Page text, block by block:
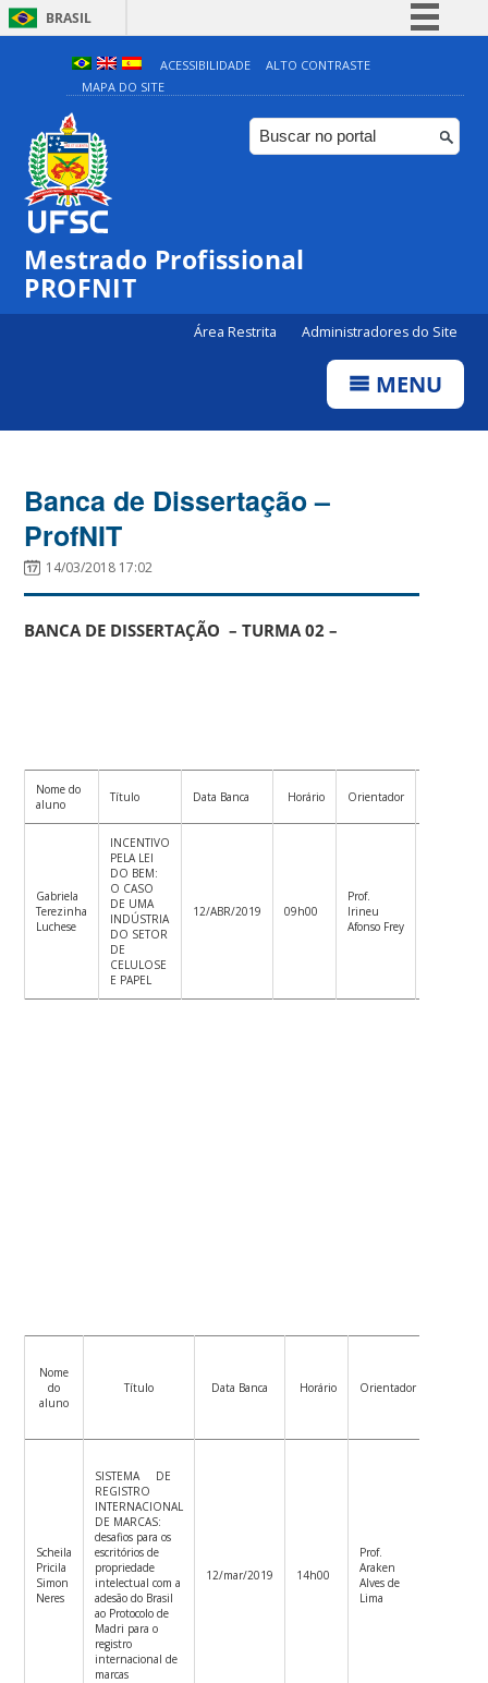
BRASIL
Simplifique!
Comunica BR
Participe
ACESSIBILIDADE
ALTO CONTRASTE
MAPA DO SITE
Mestrado Profissional
PROFNIT
Área Restrita Administradores do Site
MENU
Banca de Dissertação –
ProfNIT
14/03/2018 17:02
BANCA DE DISSERTAÇÃO – TURMA 02 –
Nome do
aluno
Título Data Banca Horário Orientador
Gabriela
Terezinha
Luchese
INCENTIVO
PELA LEI
DO BEM:
O CASO
DE UMA
INDÚSTRIA
DO SETOR
DE
CELULOSE
E PAPEL
12/ABR/2019 09h00
Prof.
Irineu
Afonso Frey
Nome
do
aluno
Título Data Banca Horário Orientador
Scheila
Pricila
Simon
Neres
SISTEMA DE
REGISTRO
INTERNACIONAL
DE MARCAS:
desafios para os
escritórios de
propriedade
intelectual com a
adesão do Brasil
ao Protocolo de
Madri para o
registro
internacional de
marcas
12/mar/2019 14h00
Prof.
Araken
Alves de
Lima